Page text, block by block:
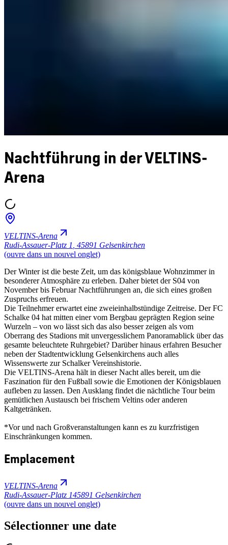
Nachtführung in der VELTINS-
Arena
VELTINS-Arena
Rudi-Assauer-Platz 1 45891 Gelsenkirchen
(ouvre dans un nouvel onglet)
Der Winter ist die beste Zeit, um das königsblaue Wohnzimmer in
besonderer Atmosphäre zu erleben. Daher bietet der S04 von
November bis Februar Nachtführungen an, die sich eines großen
Zuspruchs erfreuen.
Die Teilnehmer erwartet eine zweieinhalbstündige Zeitreise. Der FC
Schalke 04 hat mitten einer vom Bergbau geprägten Region seine
Wurzeln – von wo lässt sich das also besser zeigen als vom
Oberrang des Stadions mit unvergesslichem Panoramablick über das
gesamte beleuchtete Ruhrgebiet? Darüber hinaus erfahren Besucher
neben der Stadtentwicklung Gelsenkirchens auch alles
Wissenswerte zur Schalker Vereinshistorie.
Die VELTINS-Arena hält in dieser Nacht alles bereit, um die
Faszination für den Fußball sowie die Emotionen der Königsblauen
aufleben zu lassen. Den Ausklang findet die nächtliche Tour beim
gemütlichen Austausch bei frischem Veltins oder anderen
Kaltgetränken.
*Vor und nach Großveranstaltungen kann es zu kurzfristigen
Einschränkungen kommen.
Emplacement
VELTINS-Arena
Rudi-Assauer-Platz 145891 Gelsenkirchen
(ouvre dans un nouvel onglet)
Sélectionner une date